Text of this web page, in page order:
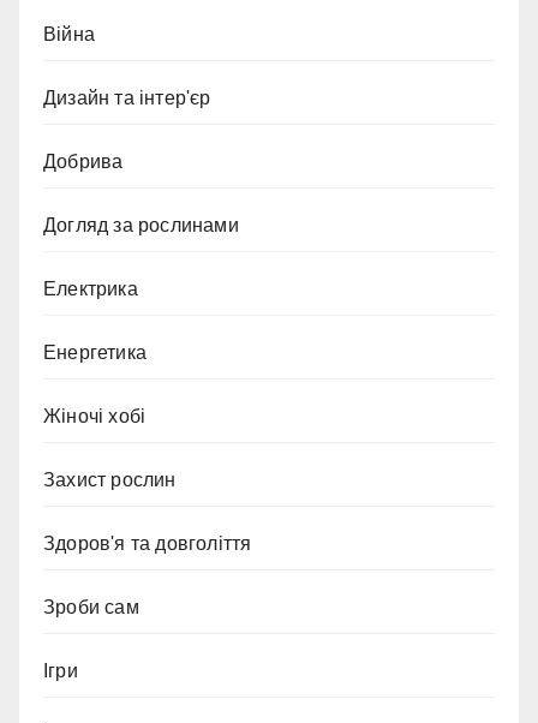
Війна
Дизайн та інтер'єр
Добрива
Догляд за рослинами
Електрика
Енергетика
Жіночі хобі
Захист рослин
Здоров'я та довголіття
Зроби сам
Ігри